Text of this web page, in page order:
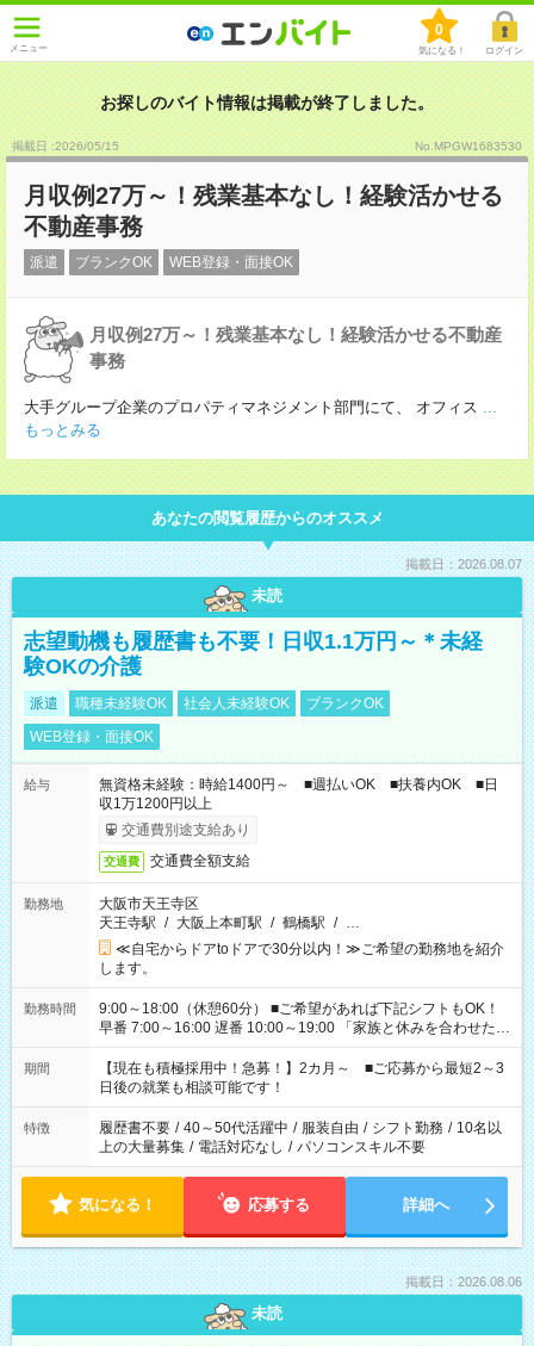
メニュー
0
気になる！ ログイン
お探しのバイト情報は掲載が終了しました。
掲載日 :2026/05/15 No.MPGW1683530
月収例27万～！残業基本なし！経験活かせる
不動産事務
派遣 ブランクOK WEB登録・面接OK
月収例27万～！残業基本なし！経験活かせる不動産
事務
大手グループ企業のプロパティマネジメント部門にて、 オフィス ...
もっとみる
あなたの閲覧履歴からのオススメ
掲載日：2026.08.07
未読
志望動機も履歴書も不要！日収1.1万円～＊未経
験OKの介護
派遣 職種未経験OK 社会人未経験OK
ブランクOK
WEB登録・面接OK
給与
無資格未経験：時給1400円～ ■週払いOK ■扶養内OK ■日
収1万1200円以上
交通費別途支給あり
交通費 交通費全額支給
勤務地
大阪市天王寺区
天王寺駅 / 大阪上本町駅 / 鶴橋駅 / …
≪自宅からドアtoドアで30分以内！≫ご希望の勤務地を紹介
します。
勤務時間
9:00～18:00（休憩60分） ■ご希望があれば下記シフトもOK！
早番 7:00～16:00 遅番 10:00～19:00 「家族と休みを合わせた
い」 「余裕を持って夕飯の準備がしたい」 「できれば残業はし
たくない」 など、ご希望を教えてくださいね。 ※Wワーク希望
の方へ 今ご覧のお仕事で希望する勤務時間と、もう1つのお仕事
の勤務時間。 合計で週40時間を超える場合は応募できません。
期間
【現在も積極採用中！急募！】2カ月～ ■ご応募から最短2～3
日後の就業も相談可能です！
特徴 履歴書不要 / 40～50代活躍中 / 服装自由 / シフト勤務 / 10名以
上の大量募集 / 電話対応なし / パソコンスキル不要
気になる！ 応募する 詳細へ
掲載日：2026.08.06
未読